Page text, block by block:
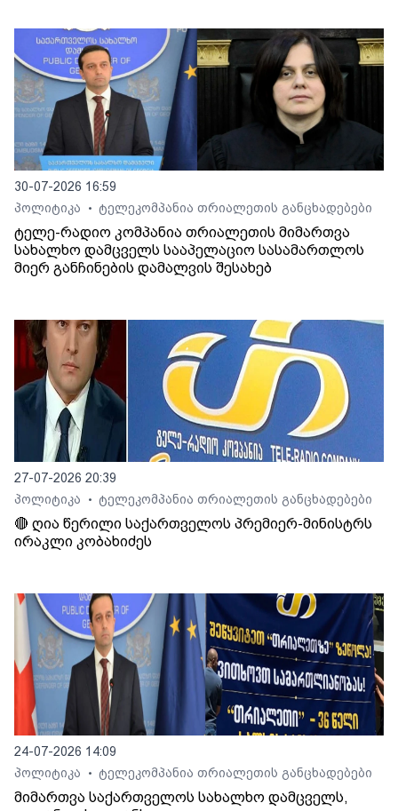
30-07-2026 16:59
პოლიტიკა
• ტელეკომპანია თრიალეთის განცხადებები
ტელე-რადიო კომპანია თრიალეთის მიმართვა
სახალხო დამცველს სააპელაციო სასამართლოს
მიერ განჩინების დამალვის შესახებ
27-07-2026 20:39
პოლიტიკა
• ტელეკომპანია თრიალეთის განცხადებები
🔴 ღია წერილი საქართველოს პრემიერ-მინისტრს
ირაკლი კობახიძეს
24-07-2026 14:09
პოლიტიკა
• ტელეკომპანია თრიალეთის განცხადებები
მიმართვა საქართველოს სახალხო დამცველს,